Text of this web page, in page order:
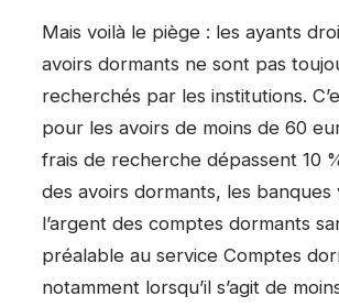
Mais voilà le piège : les ayants
avoirs dormants ne sont pas
recherchés par les institutions.
pour les avoirs de moins de 60
frais de recherche dépassent 10
des avoirs dormants, les banques
l’argent des comptes dormants
préalable au service Comptes
notamment lorsqu’il s’agit de